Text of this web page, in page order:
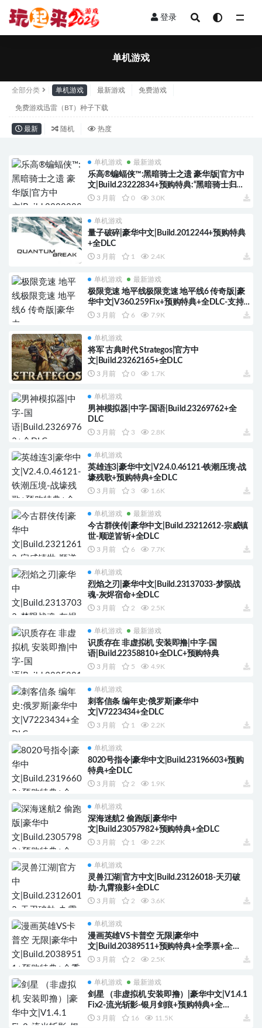
登录
单机游戏
全部分类 单机游戏 最新游戏 免费游戏
免费游戏迅雷（BT）种子下载
最新 随机 热度
单机游戏 最新游戏
乐高®蝙蝠侠™:黑暗骑士之遗 豪华版|官方中
文|Build.23222834+预购特典:“黑暗骑士归来”
蝙蝠套装+全DLC
3 月前 0 3.0K
单机游戏
量子破碎|豪华中文|Build.2012244+预购特典
+全DLC
3 月前 1 2.4K
单机游戏 最新游戏
极限竞速 地平线极限竞速 地平线6 传奇版|豪
华中文|V360.259Fix+预购特典+全DLC-支持
手柄3 月前 6 7.9K
单机游戏
将军 古典时代 Strategos|官方中
文|Build.23262165+全DLC
3 月前 0 1.7K
单机游戏
男神模拟器|中字-国语|Build.23269762+全
DLC
3 月前 3 2.8K
单机游戏
英雄连3|豪华中文|V2.4.0.46121-铁潮压境-战
壕残歌+预购特典+全DLC
3 月前 3 1.6K
单机游戏 最新游戏
今古群侠传|豪华中文|Build.23212612-宗威镇
世-顺逆皆斩+全DLC
3 月前 6 7.7K
单机游戏
烈焰之刃|豪华中文|Build.23137033-梦陨战
魂-灰烬宿命+全DLC
3 月前 2 2.5K
单机游戏 最新游戏
识质存在 非虚拟机 安装即撸|中字-国
语|Build.22358810+全DLC+预购特典
3 月前 5 4.9K
单机游戏
刺客信条 编年史:俄罗斯|豪华中
文|V7223434+全DLC
3 月前 1 2.2K
单机游戏
8020号指令|豪华中文|Build.23196603+预购
特典+全DLC
3 月前 2 1.9K
单机游戏
深海迷航2 偷跑版|豪华中
文|Build.23057982+预购特典+全DLC
3 月前 1 2.2K
单机游戏
灵兽江湖|官方中文|Build.23126018-天刃破
劫-九霄狼影+全DLC
3 月前 2 3.6K
单机游戏
漫画英雄VS卡普空 无限|豪华中
文|Build.20389511+预购特典+全季票+全
DLC+修改器
3 月前 2 2.5K
单机游戏 最新游戏
剑星 （非虚拟机 安装即撸）|豪华中文|V1.4.1
Fix2-流光斩影-银月剑痕+预购特典+全
DLC+修改器
3 月前 16 11.5K